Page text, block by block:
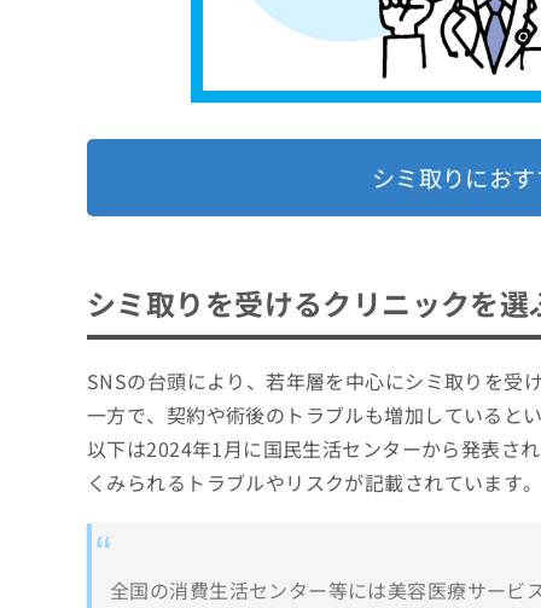
シミ取りにお
シミ取りを受けるクリニックを
SNSの台頭により、若年層を中心にシミ取りを受
一方で、契約や術後のトラブルも増加していると
以下は2024年1月に国民生活センターから発表さ
くみられるトラブルやリスクが記載されています
全国の消費生活センター等には美容医療サー